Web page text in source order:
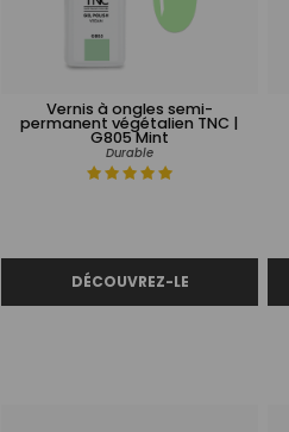
Vernis à ongles semi-
permanent végétalien TNC |
G805 Mint
Durable